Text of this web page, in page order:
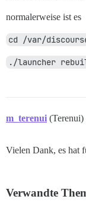
normalerweise ist es
cd /var/
./launcher
m_terenui (Terenui)
Vielen Dank, es hat
Verwandte